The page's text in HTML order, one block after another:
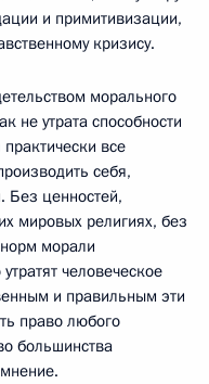
и примитивизации,
кризису.
морального
не утрата способности
все
себя,
ценностей,
мировых религиях, без
морали
человеческое
и правильным эти
право любого
большинства